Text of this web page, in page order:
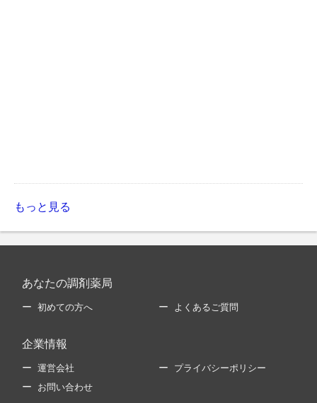
もっと見る
あなたの調剤薬局
初めての方へ よくあるご質問
企業情報
運営会社 プライバシーポリシー
お問い合わせ